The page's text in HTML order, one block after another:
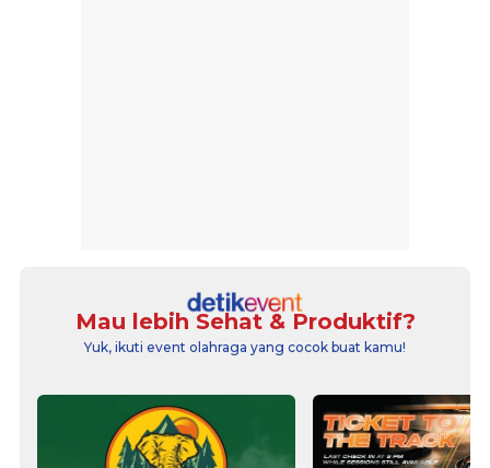
Mau lebih Sehat & Produktif?
Yuk, ikuti event olahraga yang cocok buat kamu!